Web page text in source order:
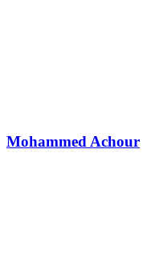
Mohammed Achour